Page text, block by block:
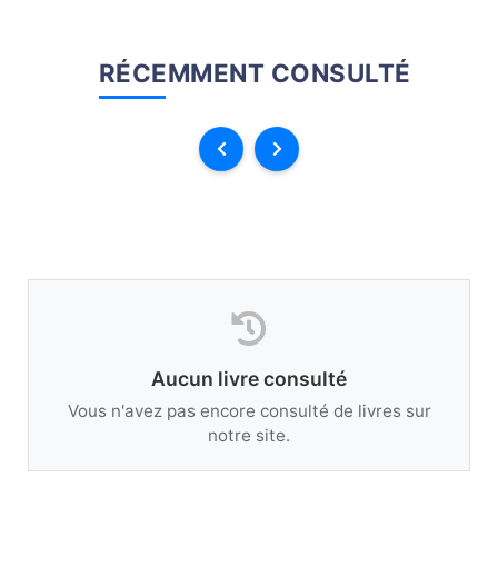
RÉCEMMENT CONSULTÉ
Aucun livre consulté
Vous n'avez pas encore consulté de livres sur
notre site.